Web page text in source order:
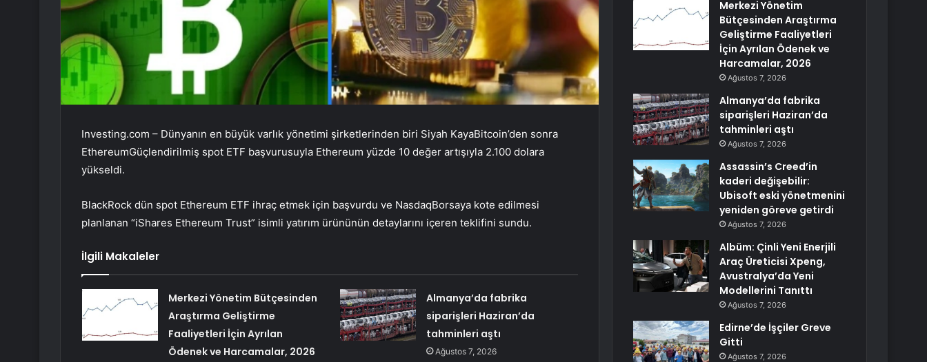
Investing.com – Dünyanın en büyük varlık yönetimi şirketlerinden biri Siyah KayaBitcoin’den sonra
EthereumGüçlendirilmiş spot ETF başvurusuyla Ethereum yüzde 10 değer artışıyla 2.100 dolara
yükseldi.
BlackRock dün spot Ethereum ETF ihraç etmek için başvurdu ve NasdaqBorsaya kote edilmesi
planlanan “iShares Ethereum Trust” isimli yatırım ürününün detaylarını içeren teklifini sundu.
İlgili Makaleler
Merkezi Yönetim Bütçesinden
Araştırma Geliştirme
Faaliyetleri İçin Ayrılan
Ödenek ve Harcamalar, 2026
Almanya’da fabrika
siparişleri Haziran’da
tahminleri aştı
Ağustos 7, 2026
Merkezi Yönetim
Bütçesinden Araştırma
Geliştirme Faaliyetleri
İçin Ayrılan Ödenek ve
Harcamalar, 2026
Ağustos 7, 2026
Almanya’da fabrika
siparişleri Haziran’da
tahminleri aştı
Ağustos 7, 2026
Assassin’s Creed’in
kaderi değişebilir:
Ubisoft eski yönetmenini
yeniden göreve getirdi
Ağustos 7, 2026
Albüm: Çinli Yeni Enerjili
Araç Üreticisi Xpeng,
Avustralya’da Yeni
Modellerini Tanıttı
Ağustos 7, 2026
Edirne’de İşçiler Greve
Gitti
Ağustos 7, 2026